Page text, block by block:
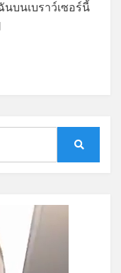
บนเบราว์เซอร์นี้